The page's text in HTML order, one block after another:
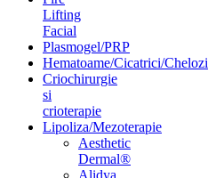
Lifting
Facial
Plasmogel/PRP
Hematoame/Cicatrici/Chelozi
Criochirurgie
si
crioterapie
Lipoliza/Mezoterapie
Aesthetic
Dermal®